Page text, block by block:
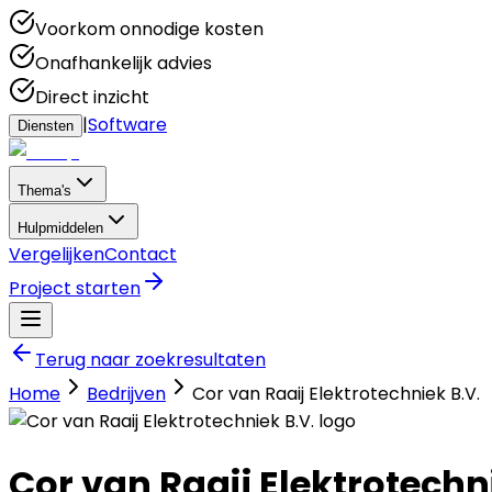
Voorkom onnodige kosten
Onafhankelijk advies
Direct inzicht
Diensten |Software
Thema's
Hulpmiddelen
VergelijkenContact
Project starten
Terug naar zoekresultaten
Home
Bedrijven Cor van Raaij Elektrotechniek B.V.